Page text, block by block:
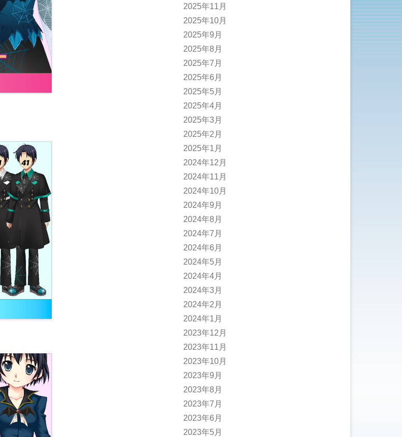
2025年11月
2025年10月
2025年9月
2025年8月
2025年7月
2025年6月
2025年5月
2025年4月
2025年3月
2025年2月
2025年1月
2024年12月
2024年11月
2024年10月
2024年9月
2024年8月
2024年7月
2024年6月
2024年5月
2024年4月
2024年3月
2024年2月
2024年1月
2023年12月
2023年11月
2023年10月
2023年9月
2023年8月
2023年7月
2023年6月
2023年5月